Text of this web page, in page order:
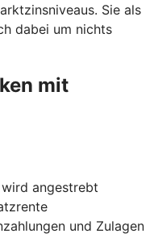
Sie als
dabei um nichts
mit
angestrebt
und Zulagen